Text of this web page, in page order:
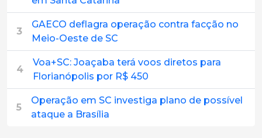
3
GAECO deflagra operação contra facção no
Meio-Oeste de SC
4
Voa+SC: Joaçaba terá voos diretos para
Florianópolis por R$ 450
5
Operação em SC investiga plano de possível
ataque a Brasília